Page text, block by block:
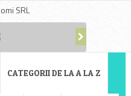
CATEGORII DE LA A LA Z